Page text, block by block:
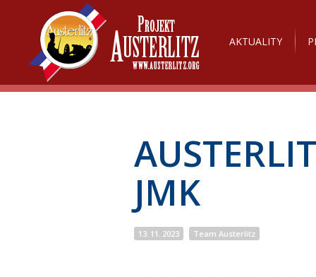
AKTUALITY
JMK
13. 11. 2023 Team Austerlitz